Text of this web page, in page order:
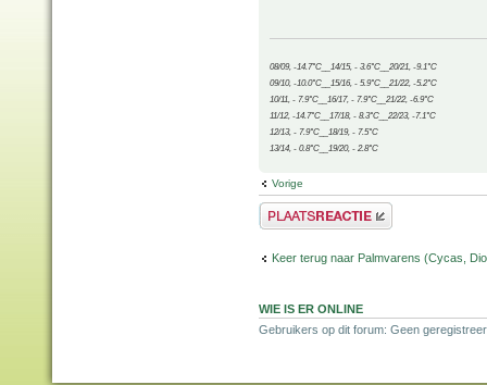
08/09, -14.7°C__14/15, - 3.6°C__20/21, -9.1°C
09/10, -10.0°C__15/16, - 5.9°C__21/22, -5.2°C
10/11, - 7.9°C__16/17, - 7.9°C__21/22, -6.9°C
11/12, -14.7°C__17/18, - 8.3°C__22/23, -7.1°C
12/13, - 7.9°C__18/19, - 7.5°C
13/14, - 0.8°C__19/20, - 2.8°C
Vorige
Plaats een reactie
Keer terug naar Palmvarens (Cycas,
WIE IS ER ONLINE
Gebruikers op dit forum: Geen